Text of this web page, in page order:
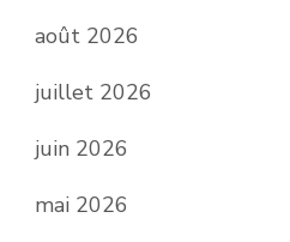
août 2026
juillet 2026
juin 2026
mai 2026